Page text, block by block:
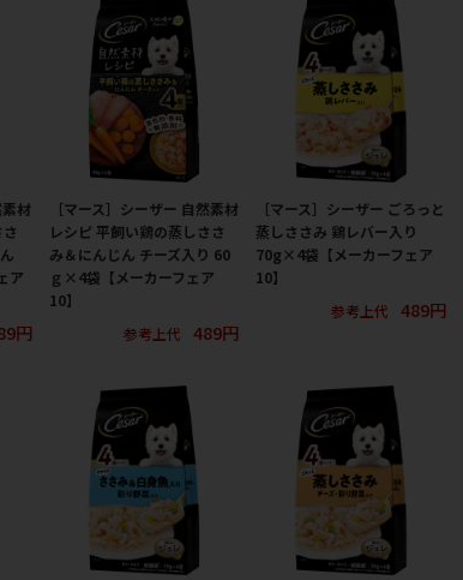
素材
ア
円
［マース］シーザー 自然素材
レシピ 平飼い鶏の蒸しささ
み＆にんじん チーズ入り 60
ｇ×4袋【メーカーフェア
10】
参考上代
489円
［マース］シーザー ごろっと
蒸しささみ 鶏レバー入り
70g×4袋【メーカーフェア
10】
参考上代
489円